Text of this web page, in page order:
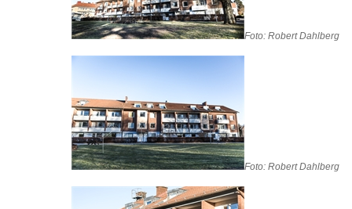
Foto: Robert Dahlberg
Foto: Robert Dahlberg